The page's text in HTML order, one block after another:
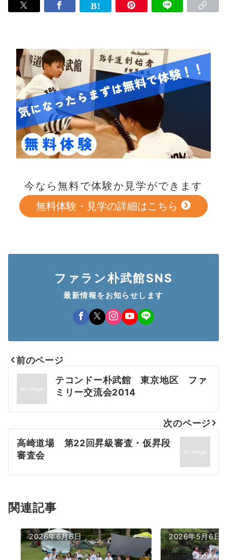
今なら無料で体験か見学ができます
無料体験・見学の詳細はこちら
ファラン朴武館SNS
最新情報をお知らせします
投
稿
ナ
ビ
ゲ
ョ
ン
前のページ
テコンドー朴武館 東京地区 ファ
ミリー交流会2014
次のページ
高崎道場 第22回昇級審査・仮昇段
審査会
関連記事
2026年6月6日 2026年5月6日